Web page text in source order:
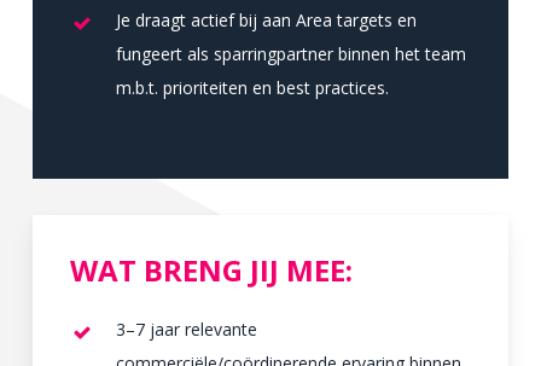
Je draagt actief bij aan Area targets en
fungeert als sparringpartner binnen het team
m.b.t. prioriteiten en best practices.
WAT BRENG JIJ MEE:
3–7 jaar relevante